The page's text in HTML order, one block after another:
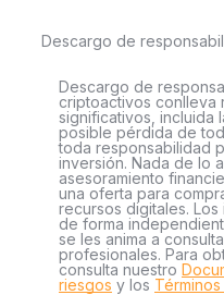
Descargo de
Descargo de
criptoactivos conlleva
significativos, incluida
posible pérdida de
toda responsabilidad
inversión. Nada de lo
asesoramiento
una oferta para
recursos digitales.
de forma
se les anima a
profesionales. Para
consulta nuestro
riesgos y los